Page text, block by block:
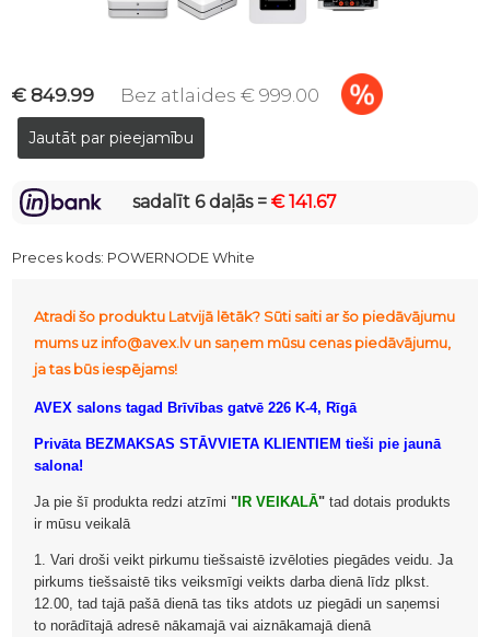
€ 849.99 Bez atlaides € 999.00
sadalīt 6 daļās =€ 141.67
Preces kods: POWERNODE White
Atradi šo produktu Latvijā lētāk? Sūti saiti ar šo piedāvājumu
mums uz info@avex.lv un saņem mūsu cenas piedāvājumu,
ja tas būs iespējams!
AVEX salons tagad Brīvības gatvē 226 K-4, Rīgā
Privāta BEZMAKSAS STĀVVIETA KLIENTIEM tieši pie jaunā
salona!
Ja pie šī produkta redzi atzīmi " IR VEIKALĀ" tad dotais produkts
ir mūsu veikalā
1. Vari droši veikt pirkumu tiešsaistē izvēloties piegādes veidu. Ja
pirkums tiešsaistē tiks veiksmīgi veikts darba dienā līdz plkst.
12.00, tad tajā pašā dienā tas tiks atdots uz piegādi un saņemsi
to norādītajā adresē nākamajā vai aiznākamajā dienā